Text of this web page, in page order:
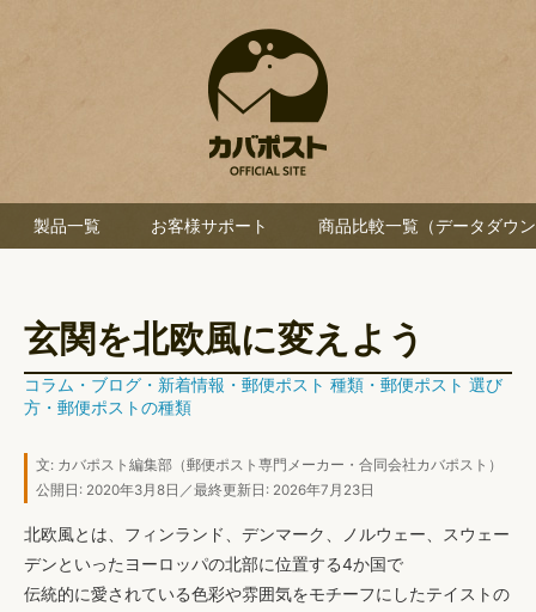
製品一覧 お客様サポート 商品比較一覧（データダウ
玄関を北欧風に変えよう
コラム ・ ブログ ・ 新着情報 ・ 郵便ポスト 種類 ・ 郵便ポスト 選び
方 ・ 郵便ポストの種類
文: カバポスト編集部（郵便ポスト専門メーカー・合同会社カバポスト）
公開日: 2020年3月8日／最終更新日: 2026年7月23日
北欧風とは、 フィンランド、デンマーク、ノルウェー、スウェー
デンといったヨーロッパの北部に位置する4か国で
伝統的に愛されている色彩や雰囲気をモチーフにしたテイストの